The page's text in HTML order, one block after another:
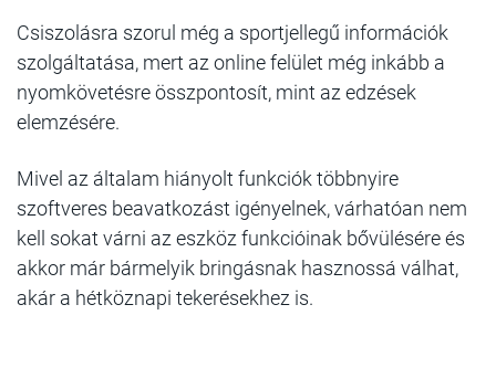
Csiszolásra szorul még a sportjellegű információk
szolgáltatása, mert az online felület még inkább a
nyomkövetésre összpontosít, mint az edzések
elemzésére.
Mivel az általam hiányolt funkciók többnyire
szoftveres beavatkozást igényelnek, várhatóan nem
kell sokat várni az eszköz funkcióinak bővülésére és
akkor már bármelyik bringásnak hasznossá válhat,
akár a hétköznapi tekerésekhez is.